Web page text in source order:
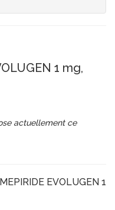
1 mg,
actuellement ce
EVOLUGEN 1